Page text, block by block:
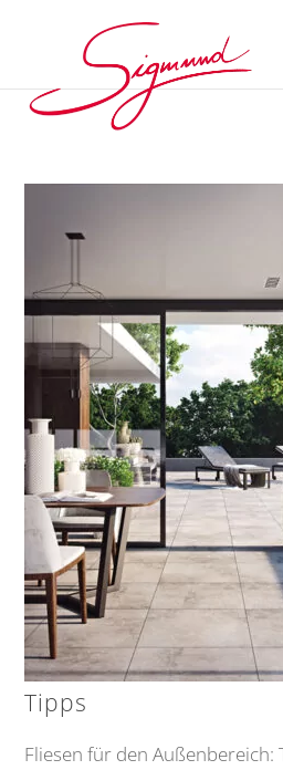
Tipps
Fliesen für den Außenbereich: